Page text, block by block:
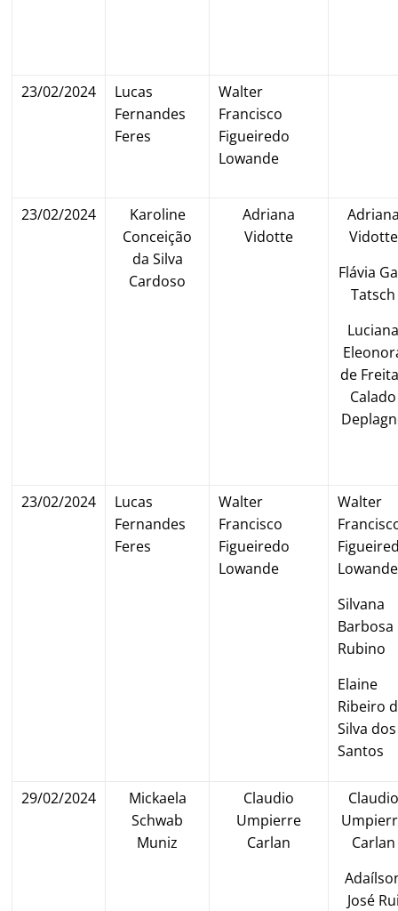
23/02/2024
Lucas
Fernandes
Feres
Walter
Francisco
Figueiredo
Lowande
23/02/2024
Karoline
Conceição
da Silva
Cardoso
Adriana
Vidotte
Vidotte
Flávia
Tatsch
de
Calado
23/02/2024
Lucas
Fernandes
Feres
Walter
Francisco
Figueiredo
Lowande
Walter
Lowande
Silvana
Barbosa
Rubino
Elaine
Ribeiro
Silva dos
Santos
29/02/2024
Mickaela
Schwab
Muniz
Claudio
Umpierre
Carlan
Claudio
Carlan
José